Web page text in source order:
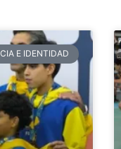
E IDENTIDAD